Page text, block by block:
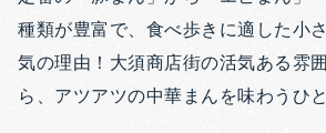
種類が豊富で、食べ歩きに適した小
気の理由！大須商店街の活気ある雰
ら、アツアツの中華まんを味わうひ